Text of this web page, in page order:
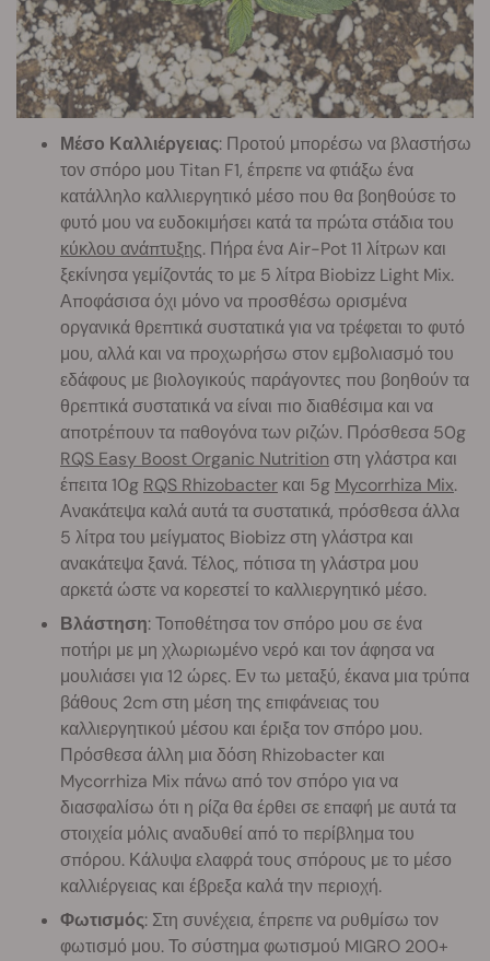
Μέσο Καλλιέργειας: Προτού μπορέσω να βλαστήσω
τον σπόρο μου Titan F1, έπρεπε να φτιάξω ένα
κατάλληλο καλλιεργητικό μέσο που θα βοηθούσε το
φυτό μου να ευδοκιμήσει κατά τα πρώτα στάδια του
κύκλου ανάπτυξης. Πήρα ένα Air-Pot 11 λίτρων και
ξεκίνησα γεμίζοντάς το με 5 λίτρα Biobizz Light Mix.
Αποφάσισα όχι μόνο να προσθέσω ορισμένα
οργανικά θρεπτικά συστατικά για να τρέφεται το φυτό
μου, αλλά και να προχωρήσω στον εμβολιασμό του
εδάφους με βιολογικούς παράγοντες που βοηθούν τα
θρεπτικά συστατικά να είναι πιο διαθέσιμα και να
αποτρέπουν τα παθογόνα των ριζών. Πρόσθεσα 50g
RQS Easy Boost Organic Nutrition στη γλάστρα και
έπειτα 10g RQS Rhizobacter και 5g Mycorrhiza Mix.
Ανακάτεψα καλά αυτά τα συστατικά, πρόσθεσα άλλα
5 λίτρα του μείγματος Biobizz στη γλάστρα και
ανακάτεψα ξανά. Τέλος, πότισα τη γλάστρα μου
αρκετά ώστε να κορεστεί το καλλιεργητικό μέσο.
Βλάστηση: Τοποθέτησα τον σπόρο μου σε ένα
ποτήρι με μη χλωριωμένο νερό και τον άφησα να
μουλιάσει για 12 ώρες. Εν τω μεταξύ, έκανα μια τρύπα
βάθους 2cm στη μέση της επιφάνειας του
καλλιεργητικού μέσου και έριξα τον σπόρο μου.
Πρόσθεσα άλλη μια δόση Rhizobacter και
Mycorrhiza Mix πάνω από τον σπόρο για να
διασφαλίσω ότι η ρίζα θα έρθει σε επαφή με αυτά τα
στοιχεία μόλις αναδυθεί από το περίβλημα του
σπόρου. Κάλυψα ελαφρά τους σπόρους με το μέσο
καλλιέργειας και έβρεξα καλά την περιοχή.
Φωτισμός: Στη συνέχεια, έπρεπε να ρυθμίσω τον
φωτισμό μου. Το σύστημα φωτισμού MIGRO 200+